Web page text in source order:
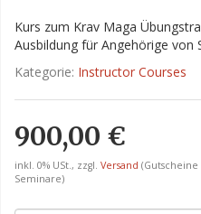
Kurs zum Krav Maga
Ausbildung für Angehörige von
Kategorie: Instructor Courses
900,00 €
inkl. 0% USt., zzgl. Versand (Gutscheine
Seminare)